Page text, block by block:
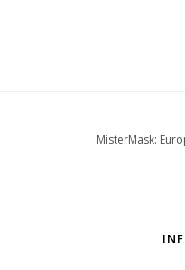
MisterMask: